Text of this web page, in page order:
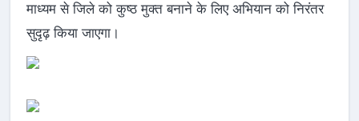
माध्यम से जिले को कुष्ठ मुक्त बनाने के लिए अभियान को निरंतर
सुदृढ़ किया जाएगा।